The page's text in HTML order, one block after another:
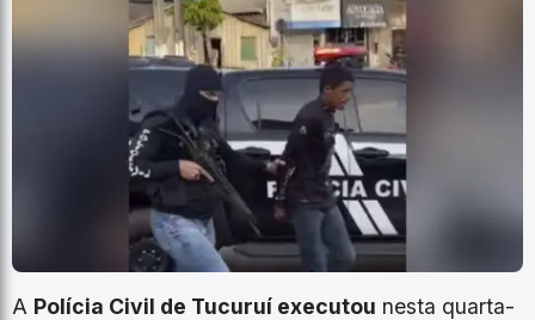
​A Polícia Civil de Tucuruí executou nesta quarta-